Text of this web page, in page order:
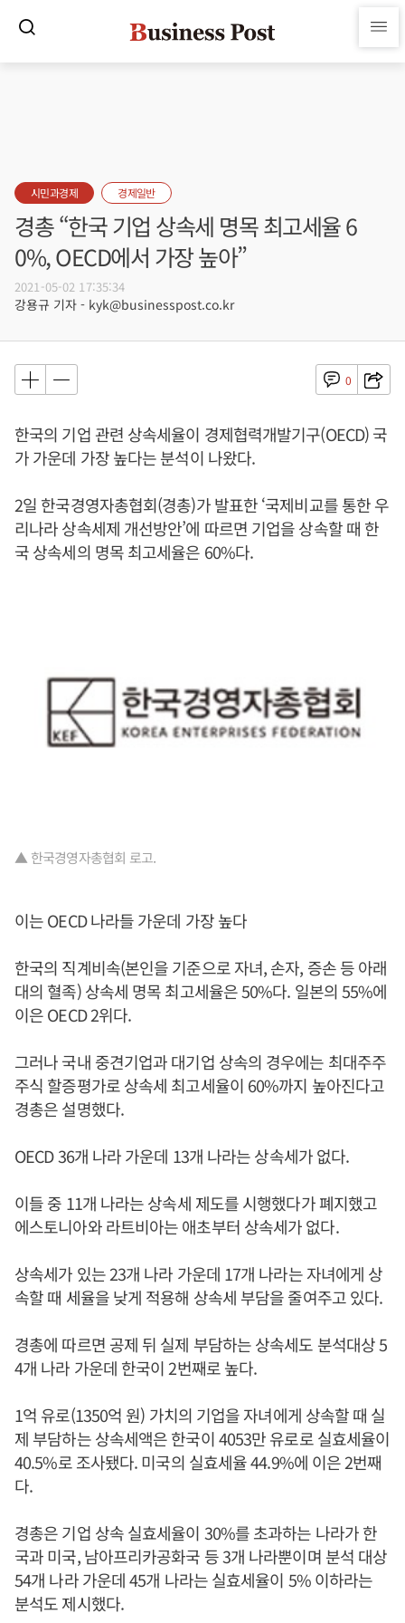
시민과경제 경제일반
경총 “한국 기업 상속세 명목 최고세율 6
0%, OECD에서 가장 높아”
2021-05-02 17:35:34
강용규 기자 - kyk@businesspost.co.kr
0
한국의 기업 관련 상속세율이 경제협력개발기구(OECD) 국
가 가운데 가장 높다는 분석이 나왔다.
2일 한국경영자총협회(경총)가 발표한 ‘국제비교를 통한 우
리나라 상속세제 개선방안’에 따르면 기업을 상속할 때 한
국 상속세의 명목 최고세율은 60%다.
▲ 한국경영자총협회 로고.
이는 OECD 나라들 가운데 가장 높다
한국의 직계비속(본인을 기준으로 자녀, 손자, 증손 등 아래
대의 혈족) 상속세 명목 최고세율은 50%다. 일본의 55%에
이은 OECD 2위다.
그러나 국내 중견기업과 대기업 상속의 경우에는 최대주주
주식 할증평가로 상속세 최고세율이 60%까지 높아진다고
경총은 설명했다.
OECD 36개 나라 가운데 13개 나라는 상속세가 없다.
이들 중 11개 나라는 상속세 제도를 시행했다가 폐지했고
에스토니아와 라트비아는 애초부터 상속세가 없다.
상속세가 있는 23개 나라 가운데 17개 나라는 자녀에게 상
속할 때 세율을 낮게 적용해 상속세 부담을 줄여주고 있다.
경총에 따르면 공제 뒤 실제 부담하는 상속세도 분석대상 5
4개 나라 가운데 한국이 2번째로 높다.
1억 유로(1350억 원) 가치의 기업을 자녀에게 상속할 때 실
제 부담하는 상속세액은 한국이 4053만 유로로 실효세율이
40.5%로 조사됐다. 미국의 실효세율 44.9%에 이은 2번째
다.
경총은 기업 상속 실효세율이 30%를 초과하는 나라가 한
국과 미국, 남아프리카공화국 등 3개 나라뿐이며 분석 대상
54개 나라 가운데 45개 나라는 실효세율이 5% 이하라는
분석도 제시했다.